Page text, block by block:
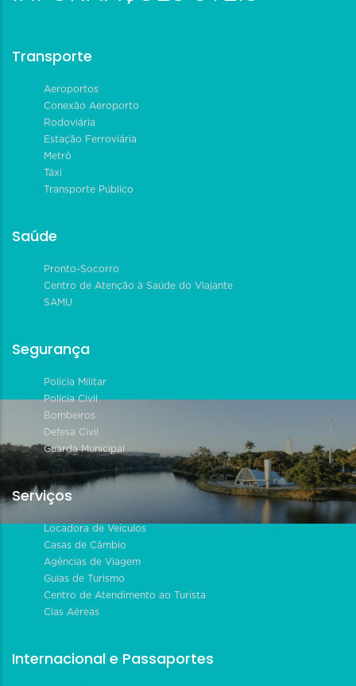
Transporte
Aeroportos
Conexão Aeroporto
Rodoviária
Estação Ferroviária
Metrô
Táxi
Transporte Público
Saúde
Pronto-Socorro
Centro de Atenção à Saúde do Viajante
SAMU
Segurança
Polícia Militar
Polícia Civil
Bombeiros
Defesa Civil
Guarda Municipal
Serviços
Locadora de Veículos
Casas de Câmbio
Agências de Viagem
Guias de Turismo
Centro de Atendimento ao Turista
Cias Aéreas
Internacional e Passaportes